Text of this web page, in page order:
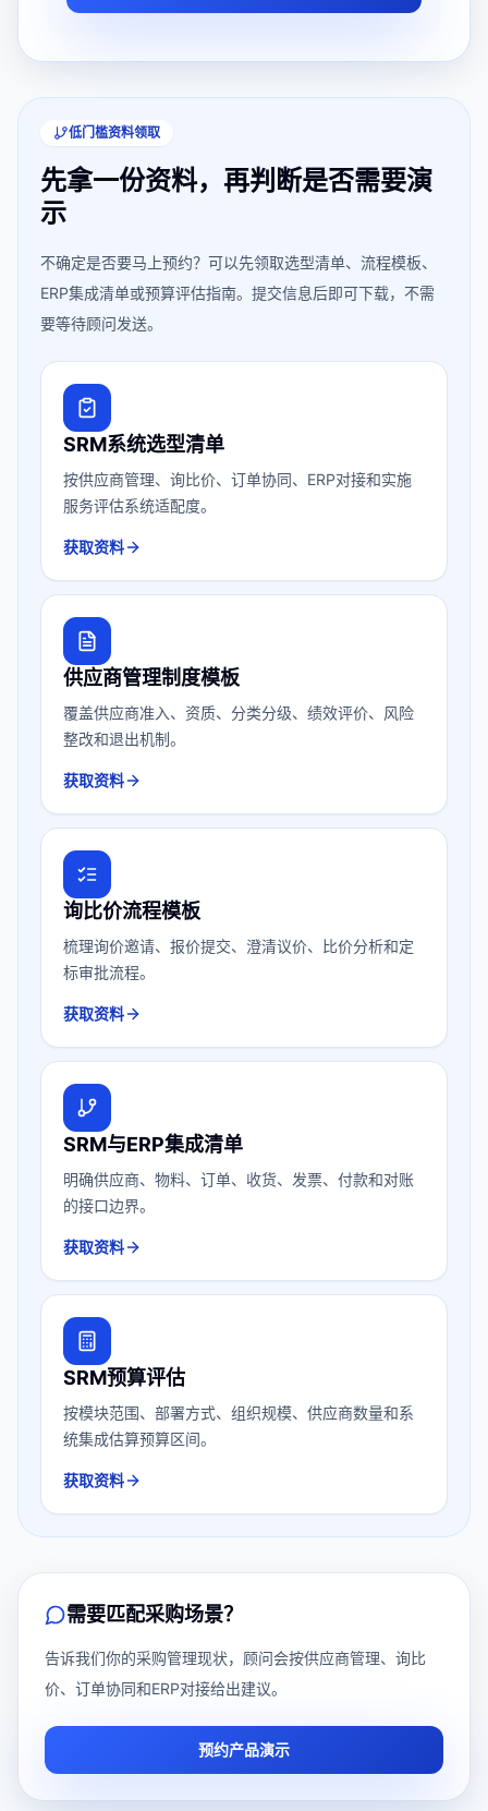
低门槛资料领取
先拿一份资料，再判断是否需要演
示
不确定是否要马上预约？可以先领取选型清单、流程模板、
ERP集成清单或预算评估指南。提交信息后即可下载，不需
要等待顾问发送。
SRM系统选型清单
按供应商管理、询比价、订单协同、ERP对接和实施
服务评估系统适配度。
获取资料
供应商管理制度模板
覆盖供应商准入、资质、分类分级、绩效评价、风险
整改和退出机制。
获取资料
询比价流程模板
梳理询价邀请、报价提交、澄清议价、比价分析和定
标审批流程。
获取资料
SRM与ERP集成清单
明确供应商、物料、订单、收货、发票、付款和对账
的接口边界。
获取资料
SRM预算评估
按模块范围、部署方式、组织规模、供应商数量和系
统集成估算预算区间。
获取资料
需要匹配采购场景？
告诉我们你的采购管理现状，顾问会按供应商管理、询比
价、订单协同和ERP对接给出建议。
预约产品演示